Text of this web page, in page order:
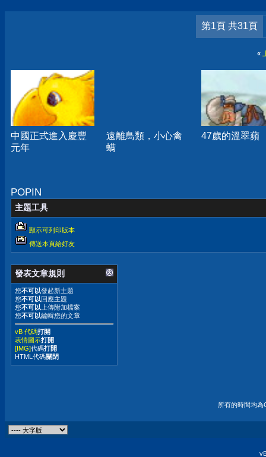
第1頁 共31頁
«
中國正式進入慶豐
元年
遠離鳥類，小心禽
螨
47歲的溫翠蘋
POPIN
主題工具
顯示可列印版本
傳送本頁給好友
發表文章規則
您不可以發起新主題
您不可以回應主題
您不可以 上傳附加檔案
您不可以編輯您的文章
vB 代碼打開
表情圖示打開
[IMG]代碼打開
HTML代碼關閉
所有的時間均為